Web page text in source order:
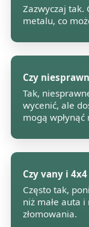
Zazwyczaj tak.
metalu, co
Czy
Tak,
wycenić, ale
mogą
Czy vany i
Często tak,
niż małe auta
złomowania.